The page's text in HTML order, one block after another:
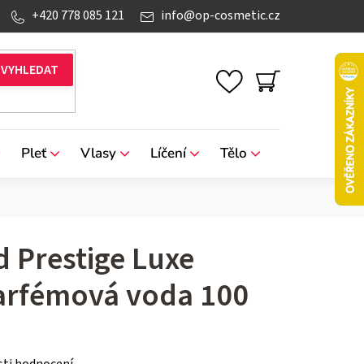
info@op-cosmetic.cz
+420 778 085 121
NÁKUPNÍ
Pleť Vlasy Líčení Tělo
Prestige Luxe
voda 100